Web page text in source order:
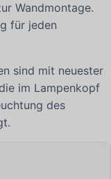
Wandmontage.
für jeden
sind mit neuester
im Lampenkopf
des